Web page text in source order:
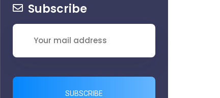
Subscribe
SUBSCRIBE